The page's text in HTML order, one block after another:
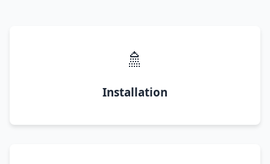
🚿
Installation